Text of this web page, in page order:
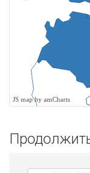
JS map by amCharts